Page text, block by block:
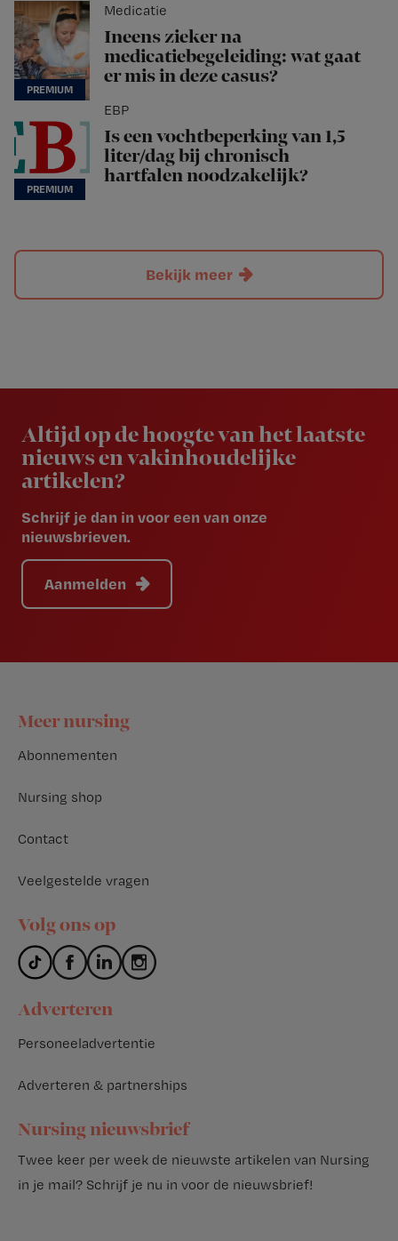
Medicatie
Ineens zieker na
medicatiebegeleiding: wat gaat
er mis in deze casus?
EBP
Is een vochtbeperking van 1,5
liter/dag bij chronisch
hartfalen noodzakelijk?
Bekijk meer
Altijd op de hoogte van het laatste
nieuws en vakinhoudelijke
artikelen?
Schrijf je dan in voor een van onze
nieuwsbrieven.
Aanmelden
Footer
Meer nursing
Abonnementen
Nursing shop
Contact
Veelgestelde vragen
Volg ons op
Adverteren
Personeeladvertentie
Adverteren & partnerships
Nursing nieuwsbrief
Twee keer per week de nieuwste artikelen van Nursing
in je mail? Schrijf je nu in voor de nieuwsbrief!